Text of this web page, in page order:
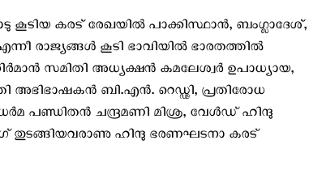
കൂടിയ കരട് രേഖയിൽ പാക്കിസ്ഥാൻ, ബംഗ്ലാദേശ്,
രാജ്യങ്ങൾ കൂടി ഭാവിയിൽ ഭാരതത്തിൽ
സമിതി അധ്യക്ഷൻ കമലേശ്വർ ഉപാധ്യായ,
അഭിഭാഷകൻ ബി.എൻ. റെഡ്ഢി, പ്രതിരോധ
പണ്ഡിതൻ ചന്ദ്രമണി മിശ്ര, വേൾഡ് ഹിന്ദു
ഹിന്ദു ഭരണഘടനാ കരട്